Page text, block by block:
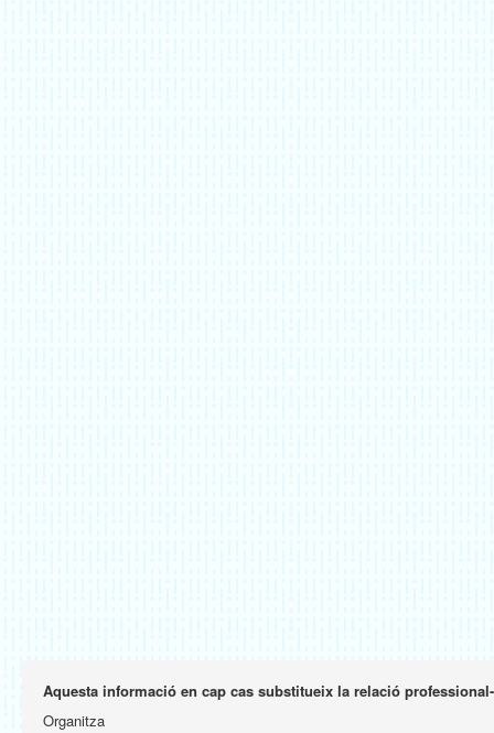
Aquesta informació en cap cas substitueix la relació
Organitza